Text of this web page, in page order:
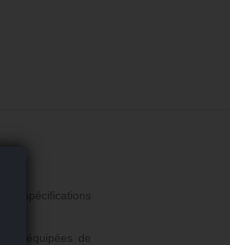
spécifications
équipées de